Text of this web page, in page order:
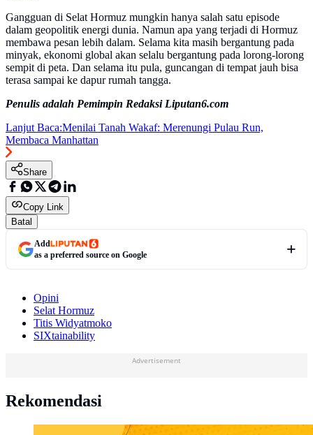
Gangguan di Selat Hormuz mungkin hanya salah satu episode
dalam geopolitik energi dunia. Namun apa yang terjadi di Hormuz
membawa pesan lebih dalam. Selama kita masih bergantung pada
minyak, ekonomi global akan selalu bergantung pada lorong-lorong
sempit di peta. Dan selama itu pula, guncangan di tempat jauh bisa
terasa sampai ke dapur rumah tangga.
Penulis adalah Pemimpin Redaksi Liputan6.com
Lanjut Baca:Menilai Tanah Wakaf: Merenungi Pulau Run,
Membaca Manhattan
Share
Copy Link
Batal
Add
as a preferred source on Google
Opini
Selat Hormuz
Titis Widyatmoko
SIXtainability
Advertisement
Rekomendasi